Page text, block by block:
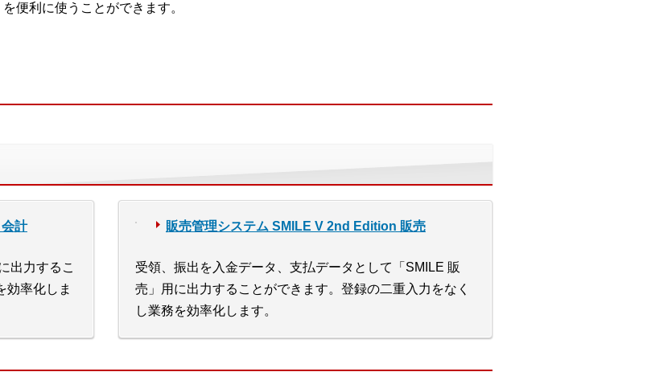
便利に使うことができます。
計
出力するこ
効率化しま
販売管理システム SMILE V 2nd Edition 販売
受領、振出を入金データ、支払データとして「SMILE 販
売」用に出力することができます。登録の二重入力をなく
し業務を効率化します。